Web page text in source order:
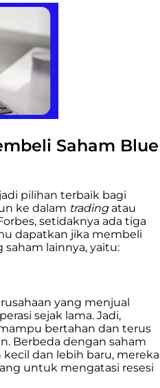
Saham Blue
pilihan terbaik bagi
ke dalam tradingatau
setidaknya ada tiga
dapatkan jika membeli
lainnya, yaitu:
yang menjual
sejak lama. Jadi,
bertahan dan terus
Berbeda dengan saham
dan lebih baru, mereka
untuk mengatasi resesi